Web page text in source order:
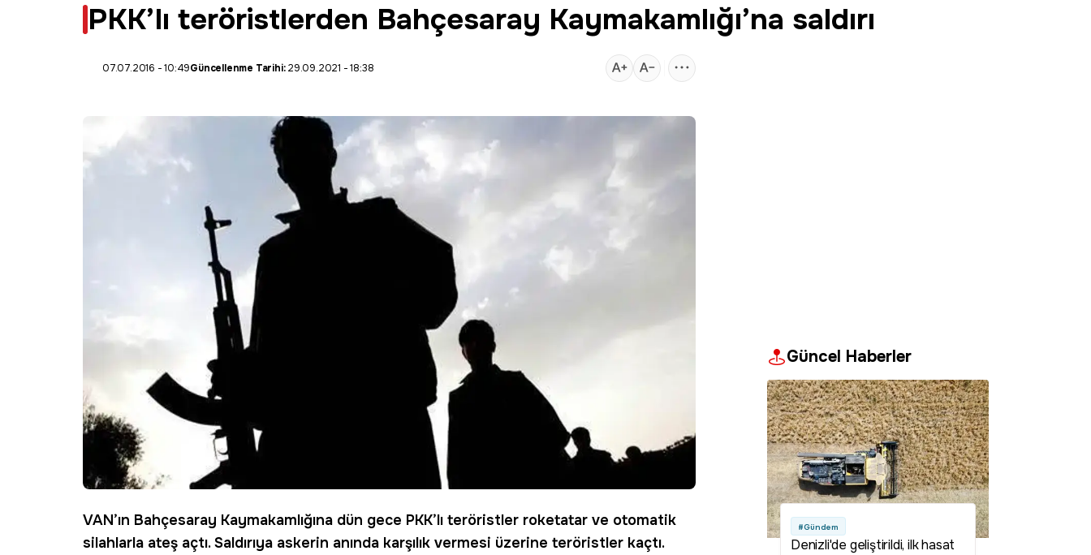
PKK’lı teröristlerden Bahçesaray Kaymakamlığı’na saldırı
07.07.2016 - 10:49Güncellenme Tarihi:29.09.2021 - 18:38
VAN’ın Bahçesaray Kaymakamlığına dün gece PKK’lı teröristler roketatar ve otomatik
silahlarla ateş açtı. Saldırıya askerin anında karşılık vermesi üzerine teröristler kaçtı.
Güncel Haberler
#Gündem
Denizli'de geliştirildi, ilk hasat